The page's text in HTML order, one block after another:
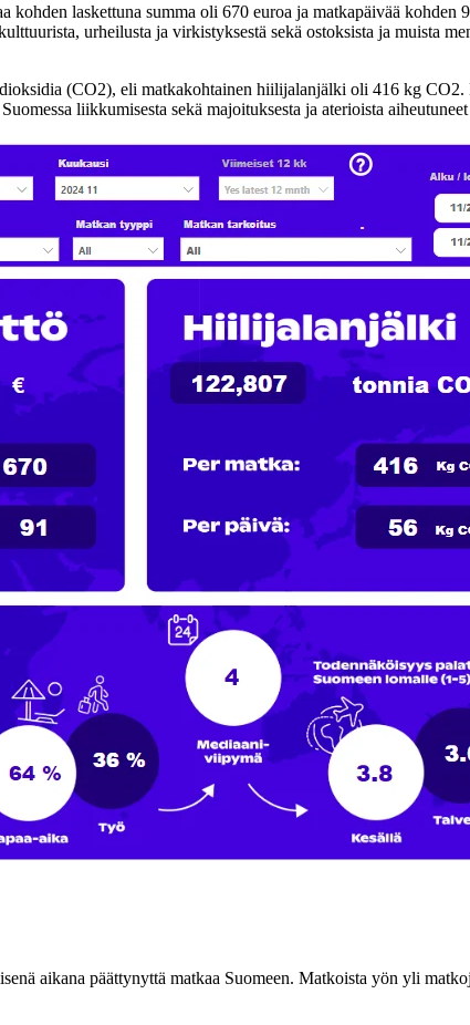
laskettuna summa oli 670 euroa ja matkapäivää
urheilusta ja virkistyksestä sekä ostoksista ja muista
(CO2), eli matkakohtainen hiilijalanjälki oli 416 kg
liikkumisesta sekä majoituksesta ja aterioista aiheutuneet
aikana päättynyttä matkaa Suomeen. Matkoista yön yli